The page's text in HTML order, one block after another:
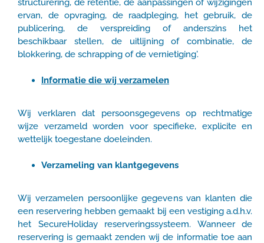
structurering, de retentie, de aanpassingen of wijzigingen
ervan, de opvraging, de raadpleging, het gebruik, de
publicering, de verspreiding of anderszins het
beschikbaar stellen, de uitlijning of combinatie, de
blokkering, de schrapping of de vernietiging'.
Informatie die wij verzamelen
Wij verklaren dat persoonsgegevens op rechtmatige
wijze verzameld worden voor specifieke, explicite en
wettelijk toegestane doeleinden.
Verzameling van klantgegevens
Wij verzamelen persoonlijke gegevens van klanten die
een reservering hebben gemaakt bij een vestiging a.d.h.v.
het SecureHoliday reserveringssysteem. Wanneer de
reservering is gemaakt zenden wij de informatie toe aan